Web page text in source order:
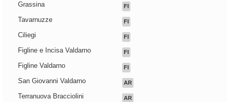
Grassina FI
Tavarnuzze FI
Ciliegi FI
Figline e Incisa Valdarno FI
Figline Valdarno FI
San Giovanni Valdarno AR
Terranuova Bracciolini AR